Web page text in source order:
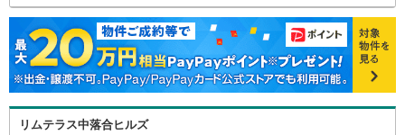
リムテラス中落合ヒルズ